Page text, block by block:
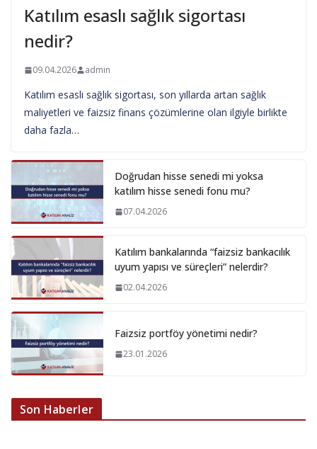
Katılım esaslı sağlık sigortası
nedir?
09.04.2026 admin
Katılım esaslı sağlık sigortası, son yıllarda artan sağlık
maliyetleri ve faizsiz finans çözümlerine olan ilgiyle birlikte
daha fazla…
Doğrudan hisse senedi mi yoksa
katılım hisse senedi fonu mu?
07.04.2026
Katılım bankalarında “faizsiz bankacılık
uyum yapısı ve süreçleri” nelerdir?
02.04.2026
Faizsiz portföy yönetimi nedir?
23.01.2026
Son Haberler